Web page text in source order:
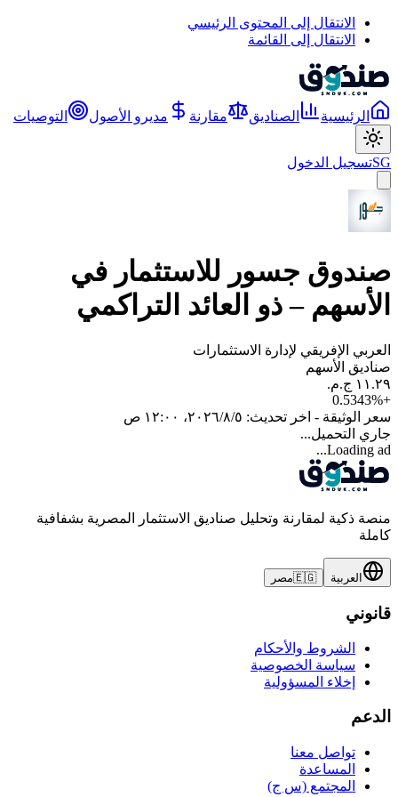
الانتقال إلى المحتوى الرئيسي
الانتقال إلى القائمة
الرئيسية الصناديق مقارنة مديرو الأصول التوصيات
SGتسجيل الدخول
صندوق جسور للاستثمار في
الأسهم – ذو العائد التراكمي
العربي الإفريقي لإدارة الاستثمارات
صناديق الأسهم
+
0.5343%
سعر الوثيقة - اخر تحديث: ٥‏/٨‏/٢٠٢٦، ١٢:٠٠ ص
جاري التحميل...
Loading ad...
منصة ذكية لمقارنة وتحليل صناديق الاستثمار المصرية بشفافية
كاملة
العربية 🇪🇬مصر
قانوني
الشروط والأحكام
سياسة الخصوصية
إخلاء المسؤولية
الدعم
تواصل معنا
المساعدة
المجتمع (س ج)